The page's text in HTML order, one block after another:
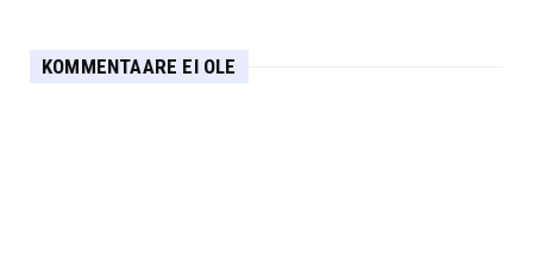
KOMMENTAARE EI OLE